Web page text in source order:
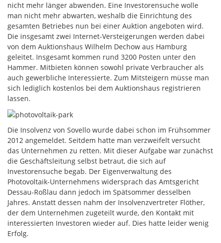
nicht mehr länger abwenden. Eine Investorensuche wolle
man nicht mehr abwarten, weshalb die Einrichtung des
gesamten Betriebes nun bei einer Auktion angeboten wird.
Die insgesamt zwei Internet-Versteigerungen werden dabei
von dem Auktionshaus Wilhelm Dechow aus Hamburg
geleitet. Insgesamt kommen rund 3200 Posten unter den
Hammer. Mitbieten können sowohl private Verbraucher als
auch gewerbliche Interessierte. Zum Mitsteigern müsse man
sich lediglich kostenlos bei dem Auktionshaus registrieren
lassen.
Die Insolvenz von Sovello wurde dabei schon im Frühsommer
2012 angemeldet. Seitdem hatte man verzweifelt versucht
das Unternehmen zu retten. Mit dieser Aufgabe war zunächst
die Geschäftsleitung selbst betraut, die sich auf
Investorensuche begab. Der Eigenverwaltung des
Photovoltaik-Unternehmens widersprach das Amtsgericht
Dessau-Roßlau dann jedoch im Spätsommer desselben
Jahres. Anstatt dessen nahm der Insolvenzvertreter Flöther,
der dem Unternehmen zugeteilt wurde, den Kontakt mit
interessierten Investoren wieder auf. Dies hatte leider wenig
Erfolg.